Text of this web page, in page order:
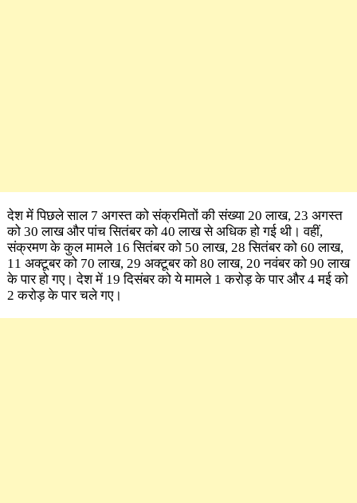
देश में पिछले साल 7 अगस्त को संक्रमितों की संख्या 20 लाख, 23 अगस्त
को 30 लाख और पांच सितंबर को 40 लाख से अधिक हो गई थी। वहीं,
संक्रमण के कुल मामले 16 सितंबर को 50 लाख, 28 सितंबर को 60 लाख,
11 अक्टूबर को 70 लाख, 29 अक्टूबर को 80 लाख, 20 नवंबर को 90 लाख
के पार हो गए। देश में 19 दिसंबर को ये मामले 1 करोड़ के पार और 4 मई को
2 करोड़ के पार चले गए।